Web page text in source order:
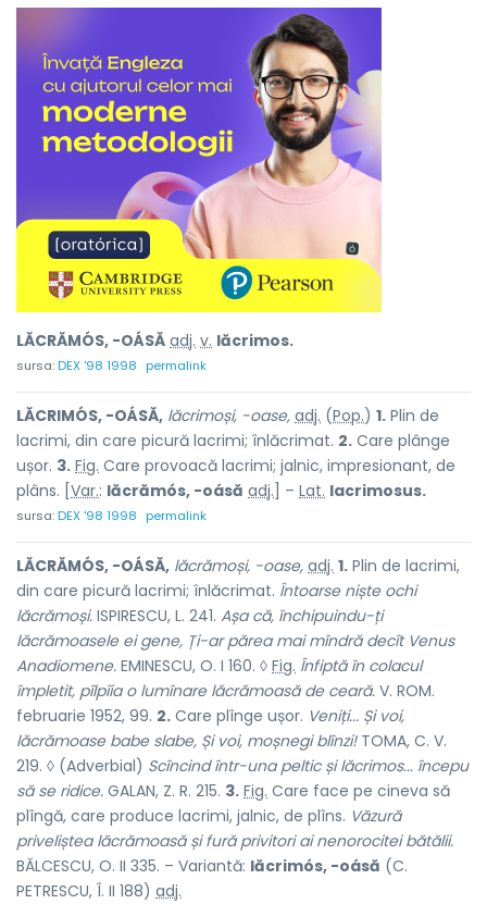
LĂCRĂMÓS, -OÁSĂ adj. v. lăcrimos.
sursa:DEX '98 1998 permalink
LĂCRIMÓS, -OÁSĂ, lăcrimoși, -oase, adj. (Pop.) 1. Plin de
lacrimi, din care picură lacrimi; înlăcrimat. 2. Care plânge
ușor. 3. Fig. Care provoacă lacrimi; jalnic, impresionant, de
plâns. [ Var.: lăcrămós, -oásă adj. ] – Lat. lacrimosus.
sursa:DEX '98 1998 permalink
LĂCRĂMÓS, -OÁSĂ, lăcrămoși, -oase, adj. 1. Plin de lacrimi,
din care picură lacrimi; înlăcrimat. Întoarse niște ochi
lăcrămoși. ISPIRESCU, L. 241. Așa că, închipuindu-ți
lăcrămoasele ei gene, Ți-ar părea mai mîndră decît Venus
Anadiomene. EMINESCU, O. I 160. ◊ Fig. Înfiptă în colacul
împletit, pîlpîia o lumînare lăcrămoasă de ceară. V. ROM.
februarie 1952, 99. 2. Care plînge ușor. Veniți... Și voi,
lăcrămoase babe slabe, Și voi, moșnegi blînzi!TOMA, C. V.
219. ◊ (Adverbial) Scîncind într-una peltic și lăcrimos... începu
să se ridice. GALAN, Z. R. 215. 3. Fig. Care face pe cineva să
plîngă, care produce lacrimi, jalnic, de plîns. Văzură
priveliștea lăcrămoasă și fură privitori ai nenorocitei bătălii.
BĂLCESCU, O. II 335. – Variantă: lăcrimós, -oásă (C.
PETRESCU, Î. II 188) adj.